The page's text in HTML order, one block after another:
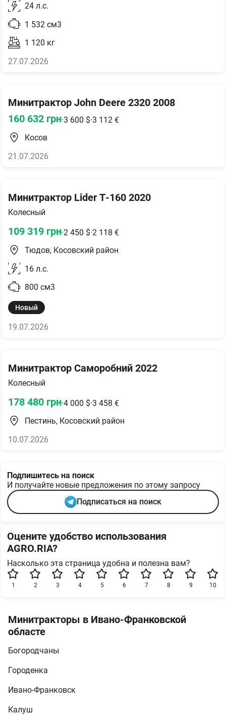
24 л.с.
1 532 см3
1 120 кг
27.07.2026
Минитрактор John Deere 2320 2008
160 632 грн·3 600 $·3 112 €
Косов
21.07.2026
Минитрактор Lider Т-160 2020
Колесный
109 319 грн·2 450 $·2 118 €
Тюдов, Косовский район
16 л.с.
800 см3
Новый
19.07.2026
Минитрактор Саморобний 2022
Колесный
178 480 грн·4 000 $·3 458 €
Пестинь, Косовский район
10.07.2026
Подпишитесь на поиск
И получайте новые предложения по этому запросу
Подписаться на поиск
Оцените удобство использования
AGRO.RIA?
Насколько эта страница удобна и полезна вам?
10
9
8
7
6
5
4
3
2
1
Минитракторы в Ивано-Франковской
областе
Богородчаны
Городенка
Ивано-Франковск
Калуш